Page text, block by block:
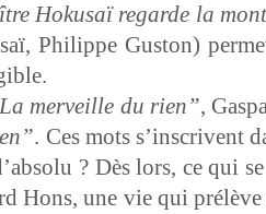
Hokusaï regarde la
Philippe Gus­ton)
mer­veille du rien”,
. Ces mots s’in­scrivent
? Dès lors, ce qui
Hons, une vie qui